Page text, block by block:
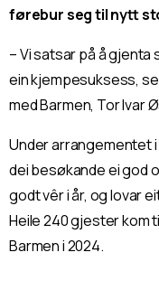
førebur seg til nytt
– Vi satsar på å
ein kjempesuksess,
med Barmen, Tor Ivar
Under arrangementet i
dei besøkande ei god
godt vêr i år, og lovar
Heile 240 gjester kom
Barmen i 2024.